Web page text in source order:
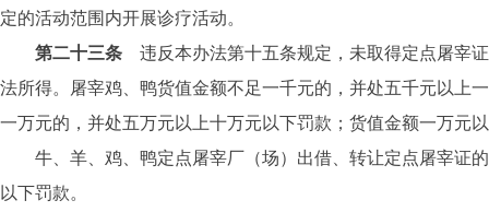
定的活动范围内开展诊疗活动。
第二十三条 违反本办法第十五条规定，未取得定点屠宰
法所得。屠宰鸡、鸭货值金额不足一千元的，并处五千元以上
一万元的，并处五万元以上十万元以下罚款；货值金额一万元
牛、羊、鸡、鸭定点屠宰厂（场）出借、转让定点屠宰证的
以下罚款。